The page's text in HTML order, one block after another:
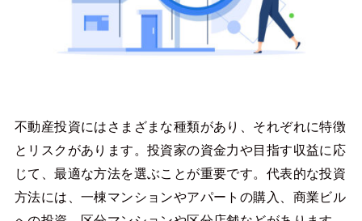
不動産投資にはさまざまな種類があり、それぞれに特徴
とリスクがあります。投資家の資金力や目指す収益に応
じて、最適な方法を選ぶことが重要です。代表的な投資
方法には、一棟マンションやアパートの購入、商業ビル